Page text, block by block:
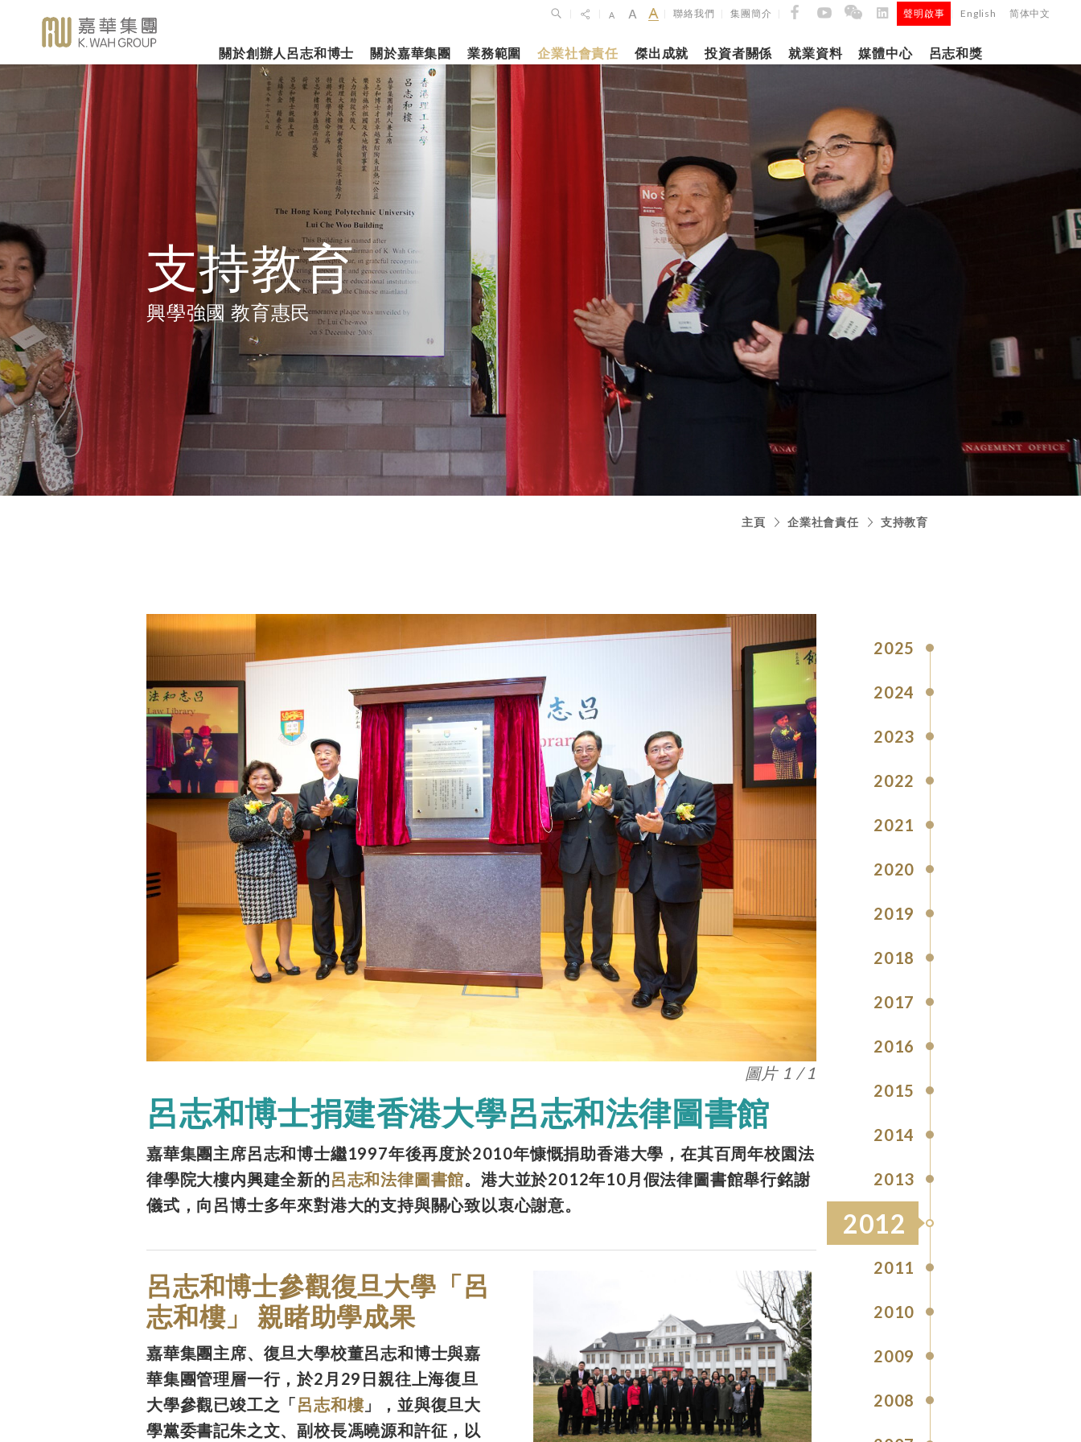
聯絡我們 集團簡介 聲明啟事 English 简体中文
關於創辦人呂志和博士
事業里程
關於嘉華集團
集團簡介
創辦人呂志和博士簡介
管理層
業務範圍
業務概覽
房地產 建築材料
企業社會責任
企業社會責任
樂助社群
環境保護
支持教育
推廣文康
關懷員工
環境、社會及管治報告
新聞焦點
2023年10月19日
上海交通大學「呂
志和科學園」正式
揭幕
更多內容
傑出成就 投資者關係
嘉華國際集團有限公司
（股份代號：00173）
銀河娛樂集團有限公司
（股份代號：00027）
投資者聯繫
就業資料
企業文化
工作與生活平衡
職位空缺
媒體中心
深切懷念呂志和
博士 - 消息發布
「一嘉人」專欄
新聞稿
《嘉天下通訊》
及專題故事
影片庫
圖片庫
媒體查詢
新聞焦點
2026年3月27日
嘉華國際公佈2025年全年
業績業務維持平穩發展
更多內容
2026年2月26日
銀娛公佈2025年第四季度
及全年業績
更多內容
呂志和獎
支持教育
興學強國 教育惠民
主頁 企業社會責任 支持教育
2025
2024
2023
2022
2021
2020
2019
2018
2017
2016
2015
2014
2013
2012
2011
2010
2009
2008
圖片 1 / 1
呂志和博士捐建香港大學呂志和法律圖書館
嘉華集團主席呂志和博士繼1997年後再度於2010年慷慨捐助香港大學，在其百周年校園法
律學院大樓内興建全新的呂志和法律圖書館。港大並於2012年10月假法律圖書館舉行銘謝
儀式，向呂博士多年來對港大的支持與關心致以衷心謝意。
呂志和博士參觀復旦大學「呂
志和樓」 親睹助學成果
嘉華集團主席、復旦大學校董呂志和博士與嘉
華集團管理層一行，於2月29日親往上海復旦
大學參觀已竣工之「呂志和樓」，並與復旦大
學黨委書記朱之文、副校長馮曉源和許征，以